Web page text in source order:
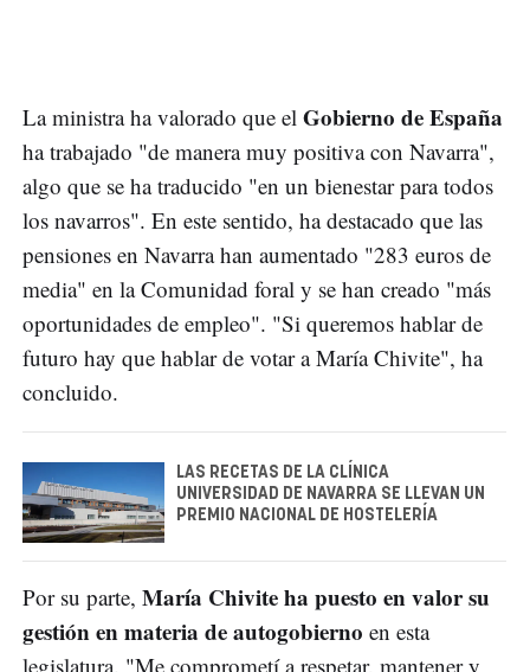
La ministra ha valorado que el Gobierno de España
ha trabajado "de manera muy positiva con Navarra",
algo que se ha traducido "en un bienestar para todos
los navarros". En este sentido, ha destacado que las
pensiones en Navarra han aumentado "283 euros de
media" en la Comunidad foral y se han creado "más
oportunidades de empleo". "Si queremos hablar de
futuro hay que hablar de votar a María Chivite", ha
concluido.
LAS RECETAS DE LA CLÍNICA
UNIVERSIDAD DE NAVARRA SE LLEVAN UN
PREMIO NACIONAL DE HOSTELERÍA
Por su parte, María Chivite ha puesto en valor su
gestión en materia de autogobierno en esta
legislatura. "Me comprometí a respetar, mantener y